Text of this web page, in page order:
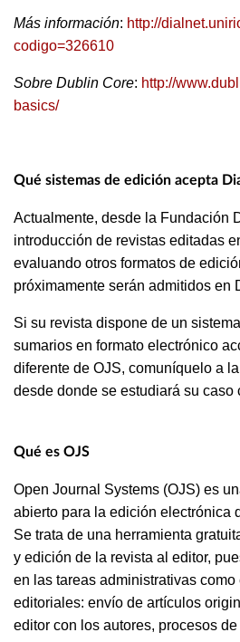
Más información: http://
codigo=326610
Sobre Dublin Core: http://
basics/
Qué sistemas de edición acepta
Actualmente, desde la Fundación
introducción de revistas editadas
evaluando otros formatos de
próximamente serán admitidos en
Si su revista dispone de un
sumarios en formato electrónico
diferente de OJS, comuníquelo a
desde donde se estudiará su caso
Qué es OJS
Open Journal Systems (OJS) es
abierto para la edición electrónica
Se trata de una herramienta
y edición de la revista al editor,
en las tareas administrativas
editoriales: envío de artículos
editor con los autores, procesos